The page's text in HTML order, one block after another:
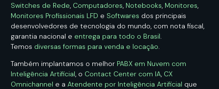
Switches de Rede Computadores Notebooks Monitores
Monitores Profissionais LFD e Softwares dos principais
desenvolvedores de tecnologia do mundo, com nota fiscal,
garantia nacional e entrega para todo o Brasil
Temos diversas formas para venda e locação
Também implantamos o melhor PABX em Nuvem com
Inteligência Artificial, o Contact Center com IA, CX
Omnichannel e aAtendente por Inteligência Artificial que